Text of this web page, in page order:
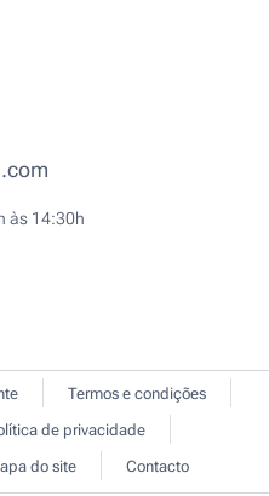
às 14:30h
Termos e condições
de privacidade
do site Contacto